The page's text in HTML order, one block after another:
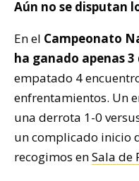
Aún no se disputan
En el Campeonato
ha ganado apenas
empatado 4
enfrentamientos. Un
una derrota 1-0
un complicado inicio
recogimos enSala de